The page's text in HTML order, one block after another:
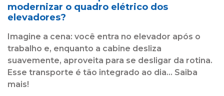
modernizar o quadro elétrico dos
elevadores?
Imagine a cena: você entra no elevador após o
trabalho e, enquanto a cabine desliza
suavemente, aproveita para se desligar da rotina.
Esse transporte é tão integrado ao dia... Saiba
mais!